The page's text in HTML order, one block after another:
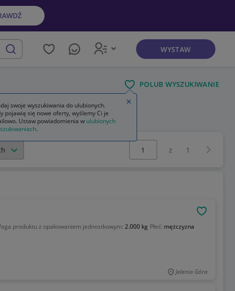
szukaj WYSTAW
POLUB WYSZUKIWANIE
Wybierz stronę:
z 1
produktu z opakowaniem jednostkowym: 2.000 kg Płeć: mężczyzna
Jelenia Góra
swoje wyszukiwania do ulubionych.
pojawią się nowe oferty, wyślemy Ci je
Ustaw powiadomienia w ulubionych
.
Zamknij wskazówkę